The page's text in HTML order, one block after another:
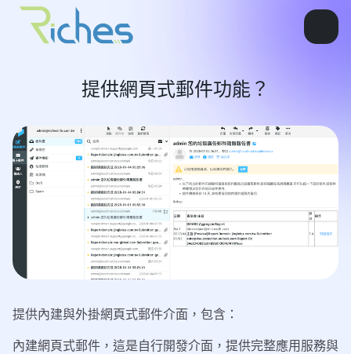
提供網頁式郵件功能？
提供內建與外掛網頁式郵件介面，包含：
內建網頁式郵件，這是自行開發介面，提供完整應用服務與